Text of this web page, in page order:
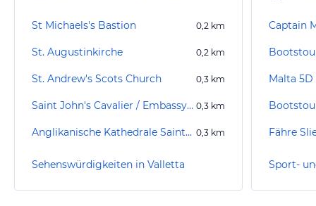
St Michaels's Bastion 0,2 km
St. Augustinkirche 0,2 km
St. Andrew's Scots Church 0,3 km
Saint John's Cavalier / Embassy of the Sovereign Military Order of Malta 0,3 km
Anglikanische Kathedrale Saint Paul's Pro 0,3 km
Sehenswürdigkeiten in Valletta
Captain
Malta 5D
Fähre
Sport-